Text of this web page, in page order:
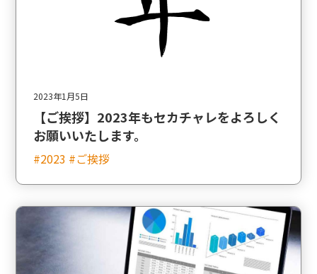
2023年1月5日
【ご挨拶】2023年もセカチャレをよろしく
お願いいたします。
#2023 #ご挨拶